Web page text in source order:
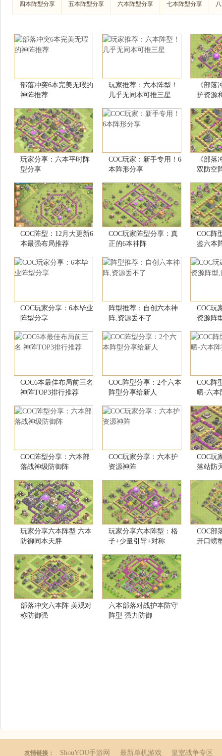
四本阵型分享 五本阵型分享 六本阵型分享 七本阵型分享
部落冲突6本完美无瑕的
神阵推荐
玩家推荐：六本阵型！
几乎无同本可推三星
《部落
护资源
玩家分享：六本平时阵
型分享
COC玩家：新手专用！6
本阵形分享
《部落
双防空
COC阵型：12月大更新6
本最强布局推荐
COC玩家阵型分享：真
正的6本神阵
COC阵
鉴六本
COC玩家分享：6本毕业
阵型分享
阵型推荐：自创六本神
阵,资源丢不了
COC玩
资源阵
COC6本最佳布局前三名
神阵TOP3排行推荐
COC阵型分享：2个六本
阵型分享给新人
COC阵
晒-六本
COC阵型分享：六本部
落战神级防御阵
COC玩家分享：六本护
资源神阵
COC玩
落站防
玩家分享六本阵型 六本
防御同本天胖
玩家分享六本阵型：格
子+少量引导+对称
COC部
开口螃
部落冲突六本阵 美观对
称防御强
六本部落对战护本防守
阵型 强力防御
友情链接： ShouYOU手游网 最新单机游戏 皇室战争专区